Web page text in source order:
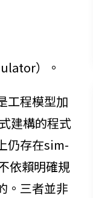
）。
工程模型加
建構的程式
仍存在sim-
依賴明確規
。三者並非